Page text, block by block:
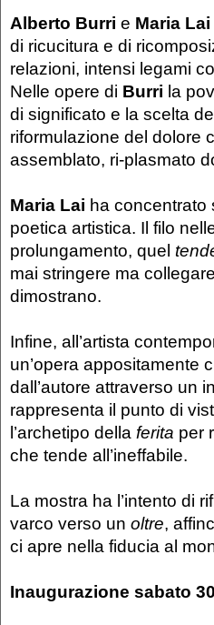
Alberto Burri e Maria Lai
di ricucitura e di
relazioni, intensi legami
Nelle opere di Burri la
di significato e la scelta
riformulazione del dolore
assemblato, ri-plasmato
Maria Lai ha concentrato
poetica artistica. Il filo
prolungamento, quel
mai stringere ma
dimostrano.
Infine, all’artista
un’opera appositamente
dall’autore attraverso un
rappresenta il punto di
l’archetipo della ferita per
che tende all’ineffabile.
La mostra ha l’intento di
varco verso un oltre,
ci apre nella fiducia al
Inaugurazione sabato